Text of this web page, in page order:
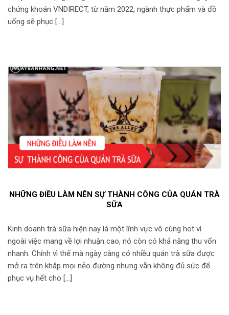
chứng khoán VNDIRECT, từ năm 2022, ngành thực phẩm và đồ
uống sẽ phục […]
NHỮNG ĐIỀU LÀM NÊN SỰ THÀNH CÔNG CỦA QUÁN TRÀ
SỮA
Kinh doanh trà sữa hiện nay là một lĩnh vực vô cùng hot vì
ngoài việc mang về lợi nhuận cao, nó còn có khả năng thu vốn
nhanh. Chính vì thế mà ngày càng có nhiều quán trà sữa được
mở ra trên khắp mọi nẻo đường nhưng vẫn không đủ sức để
phục vụ hết cho […]